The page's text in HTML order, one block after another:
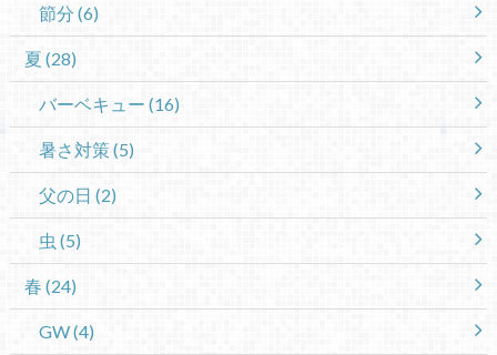
節分(6)
夏 (28)
バーベキュー (16)
暑さ対策(5)
父の日 (2)
虫 (5)
春 (24)
GW(4)